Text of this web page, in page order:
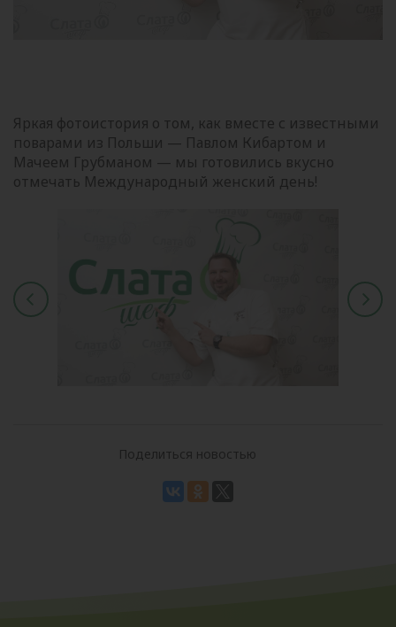
Яркая фотоистория о том, как вместе с известными
поварами из Польши — Павлом Кибартом и
Мачеем Грубманом — мы готовились вкусно
отмечать Международный женский день!
Поделиться новостью